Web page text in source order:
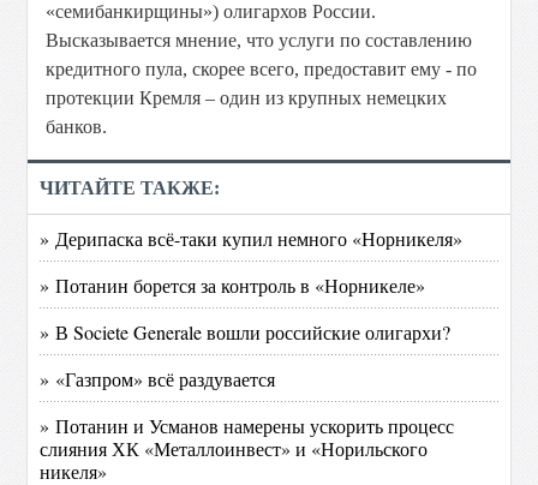
«семибанкирщины») олигархов России.
Высказывается мнение, что услуги по составлению
кредитного пула, скорее всего, предоставит ему - по
протекции Кремля – один из крупных немецких
банков.
ЧИТАЙТЕ ТАКЖЕ:
» Дерипаска всё-таки купил немного «Норникеля»
» Потанин борется за контроль в «Норникеле»
» В Societe Generale вошли российские олигархи?
» «Газпром» всё раздувается
» Потанин и Усманов намерены ускорить процесс
слияния ХК «Металлоинвест» и «Норильского
никеля»